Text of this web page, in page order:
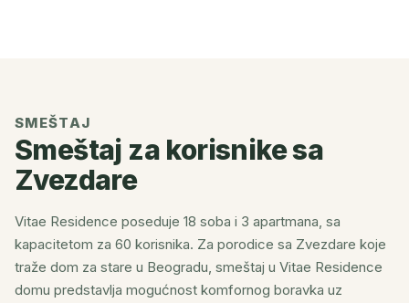
SMEŠTAJ
Smeštaj za korisnike sa
Zvezdare
Vitae Residence poseduje 18 soba i 3 apartmana, sa
kapacitetom za 60 korisnika. Za porodice sa Zvezdare koje
traže dom za stare u Beogradu, smeštaj u Vitae Residence
domu predstavlja mogućnost komfornog boravka uz